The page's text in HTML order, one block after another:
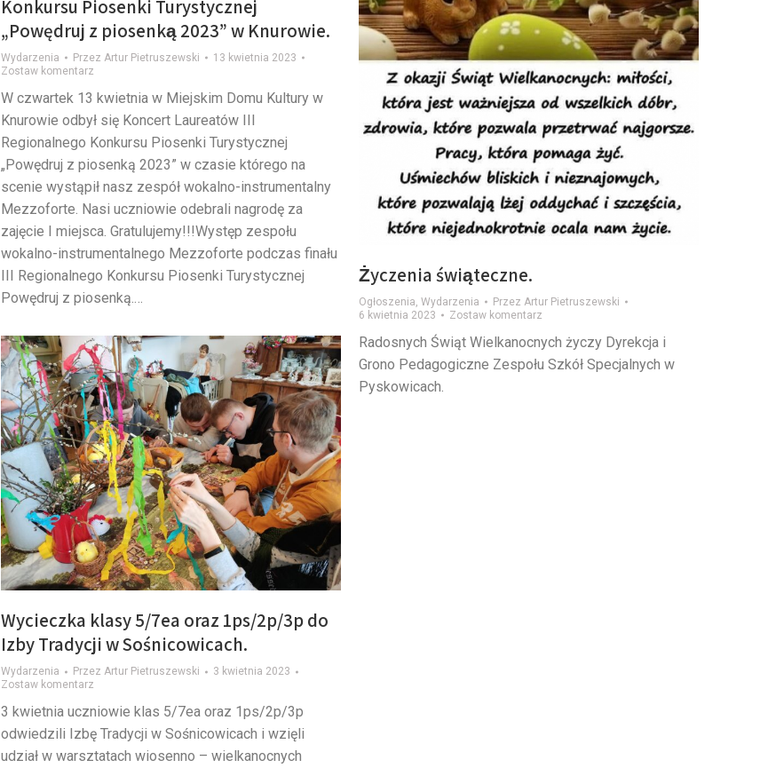
Konkursu Piosenki Turystycznej
„Powędruj z piosenką 2023” w Knurowie.
Wydarzenia Przez Artur Pietruszewski
13 kwietnia 2023
Zostaw komentarz
W czwartek 13 kwietnia w Miejskim Domu Kultury w
Knurowie odbył się Koncert Laureatów III
Regionalnego Konkursu Piosenki Turystycznej
„Powędruj z piosenką 2023” w czasie którego na
scenie wystąpił nasz zespół wokalno-instrumentalny
Mezzoforte. Nasi uczniowie odebrali nagrodę za
zajęcie I miejsca. Gratulujemy!!!Występ zespołu
wokalno-instrumentalnego Mezzoforte podczas finału
III Regionalnego Konkursu Piosenki Turystycznej
Powędruj z piosenką.…
Życzenia świąteczne.
Ogłoszenia, Wydarzenia Przez Artur Pietruszewski
6 kwietnia 2023
Zostaw komentarz
Radosnych Świąt Wielkanocnych życzy Dyrekcja i
Grono Pedagogiczne Zespołu Szkół Specjalnych w
Pyskowicach.
Wycieczka klasy 5/7ea oraz 1ps/2p/3p do
Izby Tradycji w Sośnicowicach.
Wydarzenia Przez Artur Pietruszewski
3 kwietnia 2023
Zostaw komentarz
3 kwietnia uczniowie klas 5/7ea oraz 1ps/2p/3p
odwiedzili Izbę Tradycji w Sośnicowicach i wzięli
udział w warsztatach wiosenno – wielkanocnych